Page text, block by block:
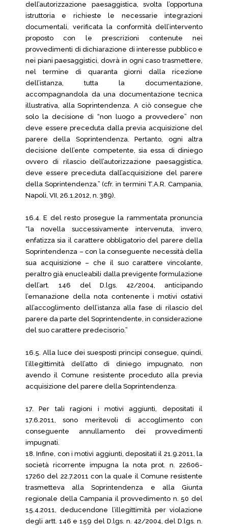
dell’autorizzazione paesaggistica, svolta l’opportuna
istruttoria e richieste le necessarie integrazioni
documentali, verificata la conformità dell’intervento
proposto con le prescrizioni contenute nei
provvedimenti di dichiarazione di interesse pubblico e
nei piani paesaggistici, dovrà in ogni caso trasmettere,
nel termine di quaranta giorni dalla ricezione
dell’istanza, tutta la documentazione,
accompagnandola da una documentazione tecnica
illustrativa, alla Soprintendenza. A ciò consegue che
solo la decisione di “non luogo a provvedere” non
deve essere preceduta dalla previa acquisizione del
parere della Soprintendenza. Pertanto, ogni altra
decisione dell’ente competente, sia essa di diniego
ovvero di rilascio dell’autorizzazione paesaggistica,
deve essere preceduta dall’acquisizione del parere
della Soprintendenza.” (cfr. in termini T.A.R. Campania,
Napoli, VII, 26.1.2012, n. 389).
16.4. E del resto prosegue la rammentata pronuncia
“la novella successivamente intervenuta, invero,
enfatizza sia il carattere obbligatorio del parere della
Soprintendenza – con la conseguente necessità della
sua acquisizione – che il suo carattere vincolante,
peraltro già enucleabili dalla previgente formulazione
dell’art. 146 del D.lgs. 42/2004, anticipando
l’emanazione della nota contenente i motivi ostativi
all’accoglimento dell’istanza alla fase di rilascio del
parere da parte del Soprintendente, in considerazione
del suo carattere predecisorio.”
16.5. Alla luce dei suesposti principi consegue, quindi,
l’illegittimità dell’atto di diniego impugnato, non
avendo il Comune resistente proceduto alla previa
acquisizione del parere della Soprintendenza.
17. Per tali ragioni i motivi aggiunti, depositati il
17.6.2011, sono meritevoli di accoglimento con
conseguente annullamento dei provvedimenti
impugnati.
18. Infine, con i motivi aggiunti, depositati il 21.9.2011, la
società ricorrente impugna la nota prot. n. 22606-
17260 del 22.7.2011 con la quale il Comune resistente
trasmetteva alla Soprintendenza e alla Giunta
regionale della Campania il provvedimento n. 50 del
15.4.2011, deducendone l’illegittimità per violazione
degli artt. 146 e 159 del D.lgs. n. 42/2004, del D.lgs. n.